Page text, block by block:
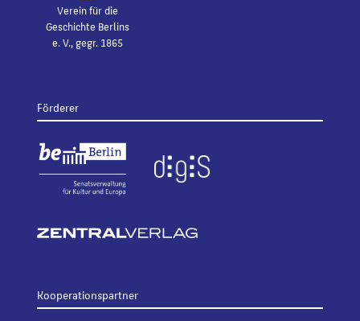
Verein für die
Geschichte Berlins
e. V., gegr. 1865
Förderer
Kooperationspartner